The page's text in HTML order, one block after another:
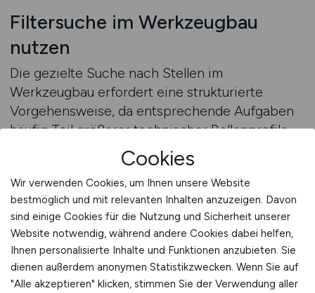
Filtersuche im Werkzeugbau
nutzen
Die gezielte Suche nach Stellen im
Werkzeugbau erfordert eine strukturierte
Vorgehensweise, da entsprechende Aufgaben
häufig Teil größerer technischer Rollenprofile
sind. Filterfunktionen helfen dabei, relevante
Werkzeugbaustellen sichtbar zu machen und
die Suche effizient zu gestalten. Für
Arbeitnehmer bedeutet das eine deutliche
Reduzierung von Streuverlusten und eine
höhere Qualität der Suchergebnisse. Gerade im
Maschinenbau, wo viele Tätigkeiten
ineinandergreifen, ist diese gezielte
Cookies
Wir verwenden Cookies, um Ihnen unsere Website
bestmöglich und mit relevanten Inhalten anzuzeigen. Davon
sind einige Cookies für die Nutzung und Sicherheit unserer
Website notwendig, während andere Cookies dabei helfen,
Ihnen personalisierte Inhalte und Funktionen anzubieten. Sie
dienen außerdem anonymen Statistikzwecken. Wenn Sie auf
"Alle akzeptieren" klicken, stimmen Sie der Verwendung aller